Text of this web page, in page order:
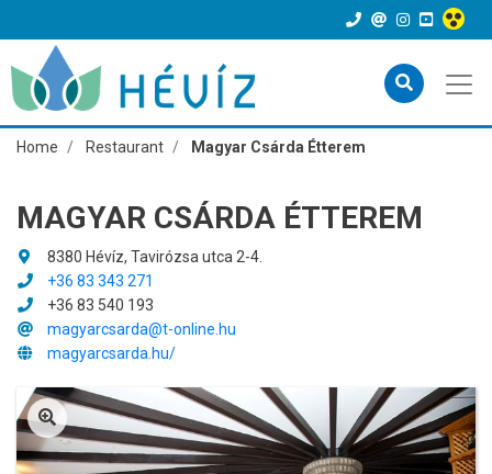
Home Restaurant Magyar Csárda Étterem
MAGYAR CSÁRDA ÉTTEREM
8380 Hévíz, Tavirózsa utca 2-4.
+36 83 343 271
+36 83 540 193
magyarcsarda@t-online.hu
magyarcsarda.hu/